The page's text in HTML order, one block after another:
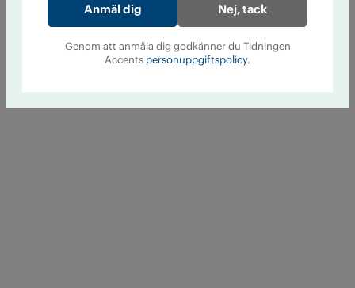
Nej, tack
Genom att anmäla dig godkänner du Tidningen
Accents personuppgiftspolicy.